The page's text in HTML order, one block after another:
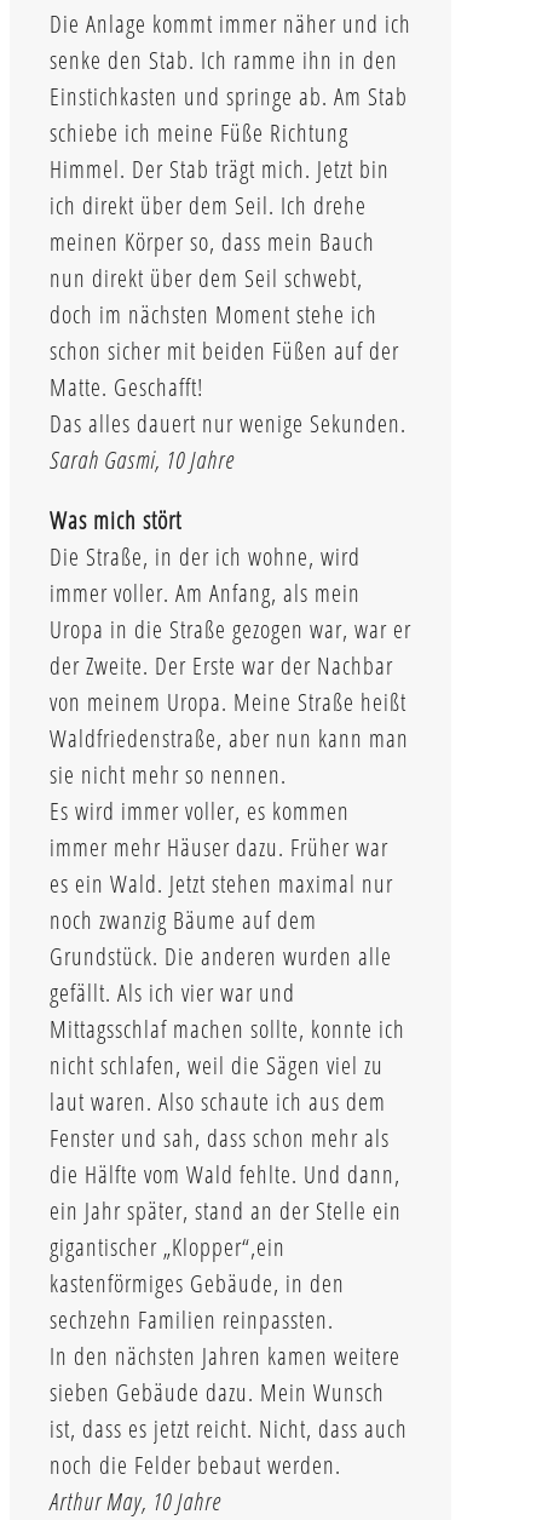
Die Anlage kommt immer näher und ich
senke den Stab. Ich ramme ihn in den
Einstichkasten und springe ab. Am Stab
schiebe ich meine Füße Richtung
Himmel. Der Stab trägt mich. Jetzt bin
ich direkt über dem Seil. Ich drehe
meinen Körper so, dass mein Bauch
nun direkt über dem Seil schwebt,
doch im nächsten Moment stehe ich
schon sicher mit beiden Füßen auf der
Matte. Geschafft!
Das alles dauert nur wenige Sekunden.
Sarah Gasmi, 10 Jahre
Was mich stört
Die Straße, in der ich wohne, wird
immer voller. Am Anfang, als mein
Uropa in die Straße gezogen war, war er
der Zweite. Der Erste war der Nachbar
von meinem Uropa. Meine Straße heißt
Waldfriedenstraße, aber nun kann man
sie nicht mehr so nennen.
Es wird immer voller, es kommen
immer mehr Häuser dazu. Früher war
es ein Wald. Jetzt stehen maximal nur
noch zwanzig Bäume auf dem
Grundstück. Die anderen wurden alle
gefällt. Als ich vier war und
Mittagsschlaf machen sollte, konnte ich
nicht schlafen, weil die Sägen viel zu
laut waren. Also schaute ich aus dem
Fenster und sah, dass schon mehr als
die Hälfte vom Wald fehlte. Und dann,
ein Jahr später, stand an der Stelle ein
gigantischer „Klopper“,ein
kastenförmiges Gebäude, in den
sechzehn Familien reinpassten.
In den nächsten Jahren kamen weitere
sieben Gebäude dazu. Mein Wunsch
ist, dass es jetzt reicht. Nicht, dass auch
noch die Felder bebaut werden.
Arthur May, 10 Jahre